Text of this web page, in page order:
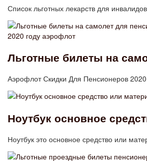
Список льготных лекарств для
Льготные билеты на
Аэрофлот Скидки Для Пенсионеров
Ноутбук основное
Ноутбук это основное средство или